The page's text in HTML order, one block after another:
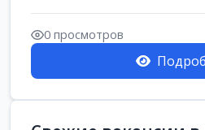
женщин от хозя...
0 просмотров